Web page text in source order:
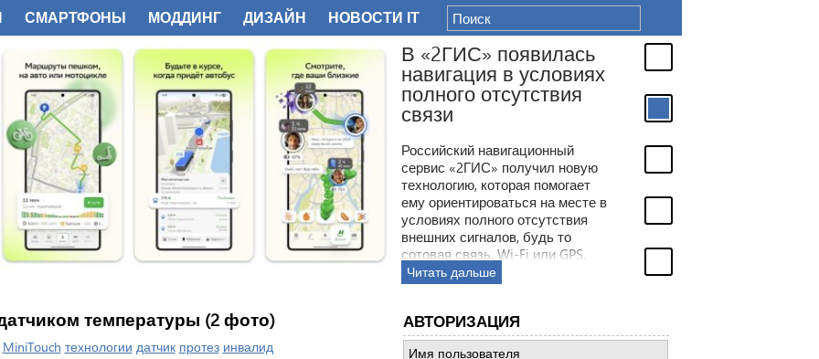
В «2ГИС» появилась
навигация в условиях
полного отсутствия
связи
Российский навигационный
сервис «2ГИС» получил новую
технологию, которая помогает
ему ориентироваться на месте в
условиях полного отсутствия
внешних сигналов, будь то
сотовая связь, Wi-Fi или GPS.
Вместо этого сервис будет
полагаться на встроенные в
Читать дальше
температуры (2 фото)
MiniTouch технологии датчик протез инвалид
АВТОРИЗАЦИЯ
СМАРТФОНЫ МОДДИНГ ДИЗАЙН НОВОСТИ IT
ФОТО